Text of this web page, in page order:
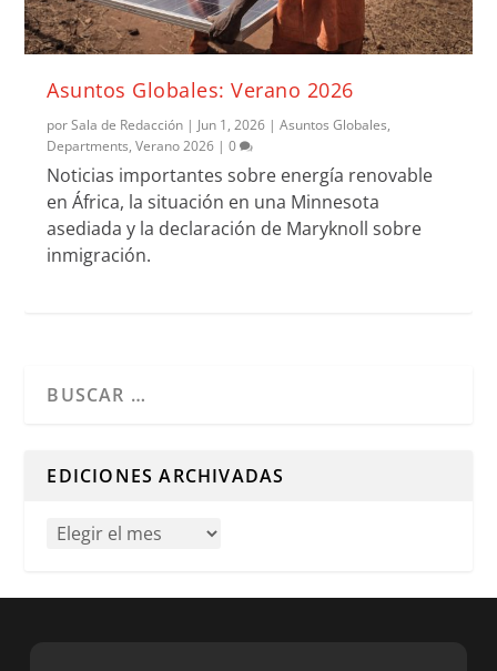
Asuntos Globales: Verano 2026
porSala de Redacción | Jun 1, 2026 |Asuntos Globales,
Departments,Verano 2026 |0
Noticias importantes sobre energía renovable
en África, la situación en una Minnesota
asediada y la declaración de Maryknoll sobre
inmigración.
EDICIONES ARCHIVADAS